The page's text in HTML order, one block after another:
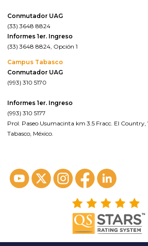
Conmutador UAG
(33) 3648 8824
Informes 1er. Ingreso
(33) 3648 8824, Opción 1
Campus Tabasco
Conmutador UAG
(993) 310 5170
Informes 1er. Ingreso
(993) 310 5177
Prol. Paseo Usumacinta km 3.5 Fracc. El Country,
Tabasco, México.